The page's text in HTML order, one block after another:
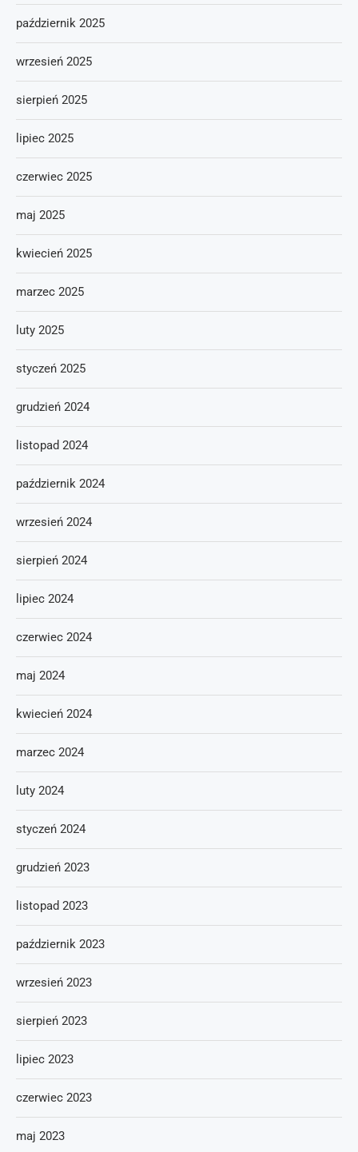
październik 2025
wrzesień 2025
sierpień 2025
lipiec 2025
czerwiec 2025
maj 2025
kwiecień 2025
marzec 2025
luty 2025
styczeń 2025
grudzień 2024
listopad 2024
październik 2024
wrzesień 2024
sierpień 2024
lipiec 2024
czerwiec 2024
maj 2024
kwiecień 2024
marzec 2024
luty 2024
styczeń 2024
grudzień 2023
listopad 2023
październik 2023
wrzesień 2023
sierpień 2023
lipiec 2023
czerwiec 2023
maj 2023